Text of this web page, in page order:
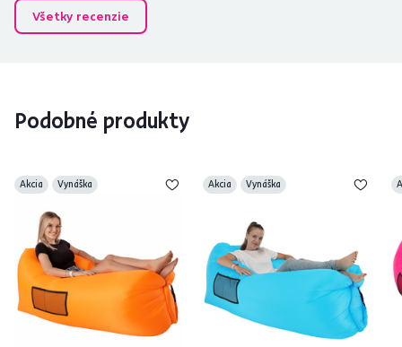
Všetky recenzie
Podobné produkty
Akcia Vynáška Akcia Vynáška